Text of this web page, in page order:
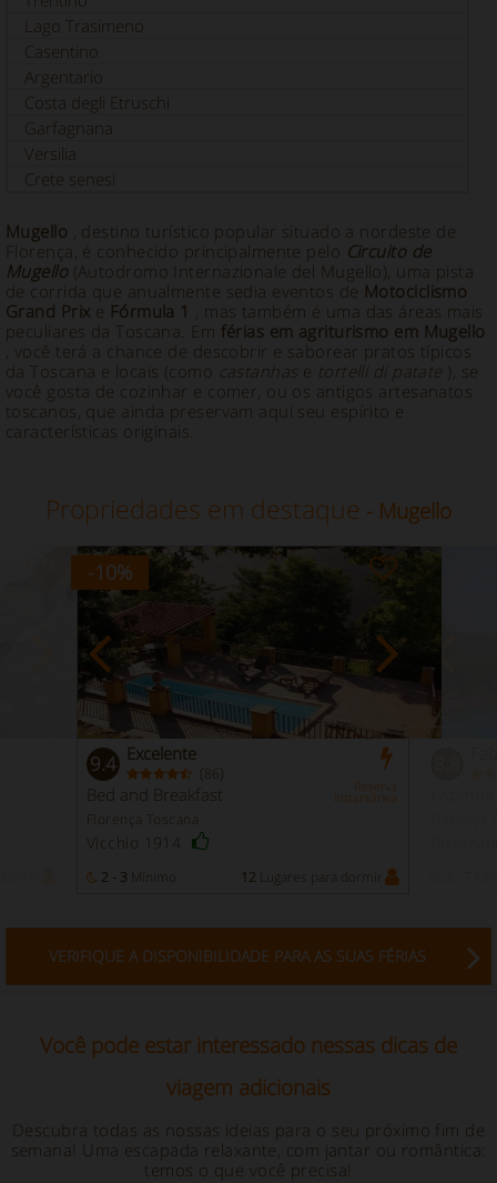
Lago Trasimeno
Casentino
Argentario
Costa degli Etruschi
Garfagnana
Versilia
Crete senesi
Mugello , destino turístico popular situado a nordeste de
Florença, é conhecido principalmente pelo Circuito de
Mugello(Autodromo Internazionale del Mugello), uma pista
de corrida que anualmente sedia eventos de Motociclismo
Grand Prix e Fórmula 1 , mas também é uma das áreas mais
peculiares da Toscana. Em férias em agriturismo em Mugello
, você terá a chance de descobrir e saborear pratos típicos
da Toscana e locais (como castanhas e tortelli di patate ), se
você gosta de cozinhar e comer, ou os antigos artesanatos
toscanos, que ainda preservam aqui seu espírito e
características originais.
Propriedades em destaque - Mugello
-10%
9.4 Excelente
( 86 )
Reserva
instantânea
Bed and Breakfast
Florença Toscana
Vicchio 1914
2 - 3 Mínimo 12 Lugares para dormir
VERIFIQUE A DISPONIBILIDADE PARA AS SUAS FÉRIAS
Você pode estar interessado nessas dicas de
viagem adicionais
Descubra todas as nossas ideias para o seu próximo fim de
semana! Uma escapada relaxante, com jantar ou romântica:
temos o que você precisa!